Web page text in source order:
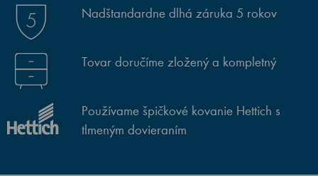
Nadštandardne dlhá záruka 5 rokov
Tovar doručíme zložený a kompletný
Používame špičkové kovanie Hettich s
tlmeným dovieraním